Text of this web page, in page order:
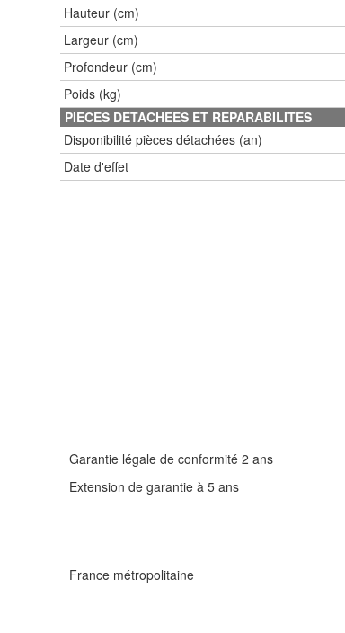
Hauteur (cm)
Largeur (cm)
Profondeur (cm)
Poids (kg)
PIECES DETACHEES ET REPARABILITES
Disponibilité pièces détachées (an)
Date d'effet
Garantie légale de conformité 2 ans
Extension de garantie à 5 ans
France métropolitaine